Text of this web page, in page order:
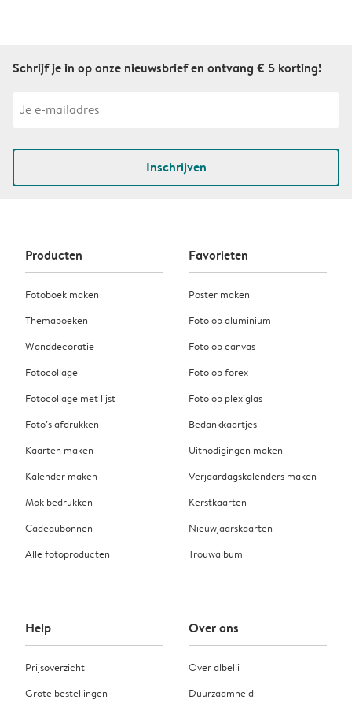
Schrijf je in op onze nieuwsbrief en ontvang € 5 korting!
Inschrijven
Producten
Fotoboek maken
Themaboeken
Wanddecoratie
Fotocollage
Fotocollage met lijst
Foto’s afdrukken
Kaarten maken
Kalender maken
Mok bedrukken
Cadeaubonnen
Alle fotoproducten
Favorieten
Poster maken
Foto op aluminium
Foto op canvas
Foto op forex
Foto op plexiglas
Bedankkaartjes
Uitnodigingen maken
Verjaardagskalenders maken
Kerstkaarten
Nieuwjaarskaarten
Trouwalbum
Help
Prijsoverzicht
Grote bestellingen
Over ons
Over albelli
Duurzaamheid